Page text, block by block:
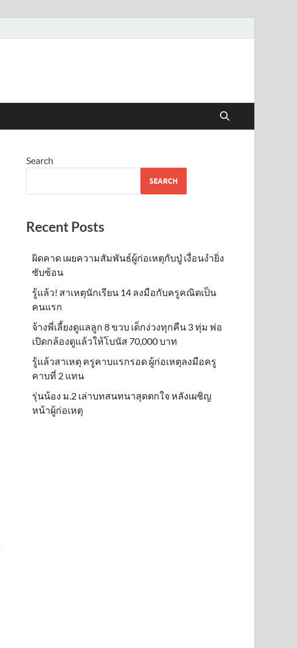
Search
SEARCH
Recent Posts
ผิดคาด เผยความสัมพันธ์ผู้ก่อเหตุกับปู่ เงื่อนงำยิ่ง
ซับซ้อน
รู้แล้ว! สาเหตุนักเรียน 14 ลงมือกับครูคณิตเป็น
คนแรก
จ้างพี่เลี้ยงดูแลลูก 8 ขวบ เด็กง่วงทุกคืน 3 ทุ่ม พ่อ
เปิดกล้องดูแล้วให้โบนัส 70,000 บาท
รู้แล้วสาเหตุ ครูคาบแรกรอด ผู้ก่อเหตุลงมือครู
คาบที่ 2 แทน
รุ่นน้อง ม.2 เล่าบทสนทนาสุดตกใจ หลังเผชิญ
หน้าผู้ก่อเหตุ